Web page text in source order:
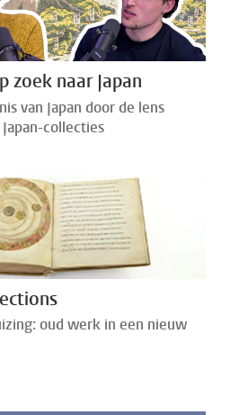
zoek naar Japan
van Japan door de lens
collecties
oud werk in een nieuw